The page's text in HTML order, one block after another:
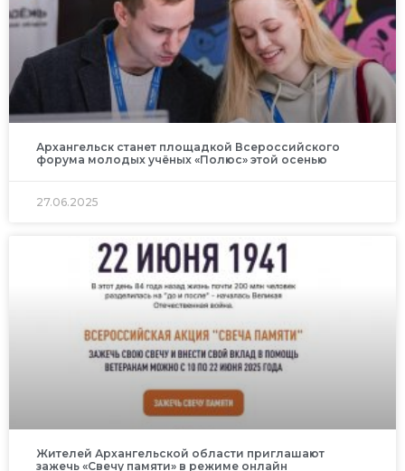
Архангельск станет площадкой Всероссийского
форума молодых учёных «Полюс» этой осенью
27.06.2025
Жителей Архангельской области приглашают
зажечь «Свечу памяти» в режиме онлайн